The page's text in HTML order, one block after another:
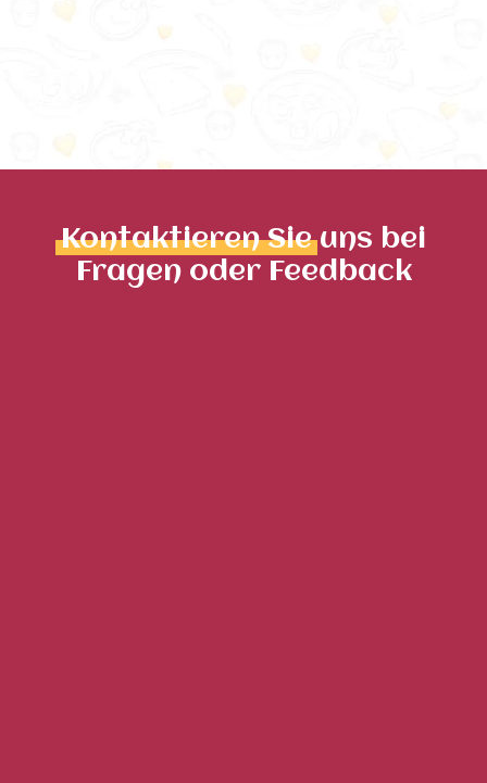
Kontaktieren Sieuns bei
Fragen oder Feedback